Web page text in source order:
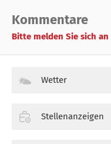
Kommentare
Bitte melden Sie sich an
Wetter
Stellenanzeigen